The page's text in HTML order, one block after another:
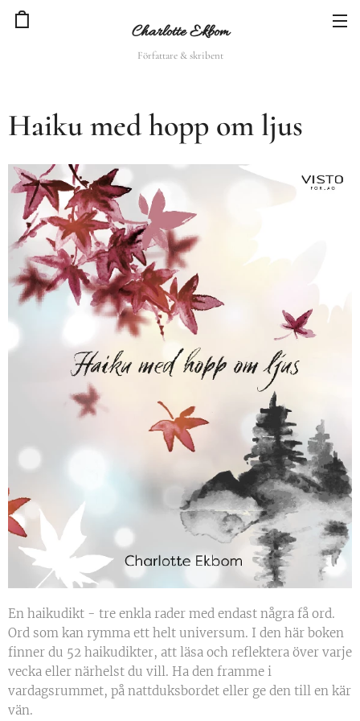
Charlotte Ekbom
Författare & skribent
Haiku med hopp om ljus
En haikudikt - tre enkla rader med endast några få ord.
Ord som kan rymma ett helt universum. I den här boken
finner du 52 haikudikter, att läsa och reflektera över varje
vecka eller närhelst du vill. Ha den framme i
vardagsrummet, på nattduksbordet eller ge den till en kär
vän.